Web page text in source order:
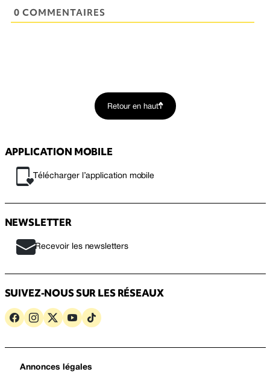
0 COMMENTAIRES
Retour en haut
APPLICATION MOBILE
Télécharger l’application mobile
NEWSLETTER
Recevoir les newsletters
SUIVEZ-NOUS SUR LES RÉSEAUX
Annonces légales